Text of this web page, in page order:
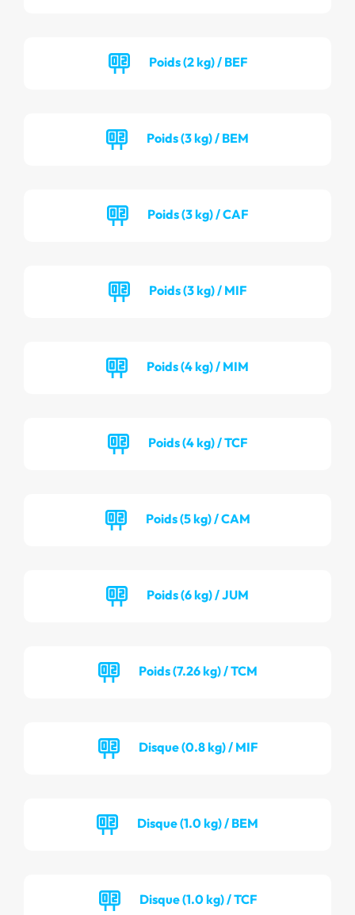
Poids (2 kg) / BEF
Poids (3 kg) / BEM
Poids (3 kg) / CAF
Poids (3 kg) / MIF
Poids (4 kg) / MIM
Poids (4 kg) / TCF
Poids (5 kg) / CAM
Poids (6 kg) / JUM
Poids (7.26 kg) / TCM
Disque (0.8 kg) / MIF
Disque (1.0 kg) / BEM
Disque (1.0 kg) / TCF